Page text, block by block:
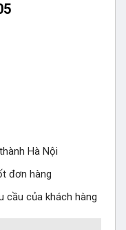
Hà Nội
đơn hàng
cầu của khách hàng